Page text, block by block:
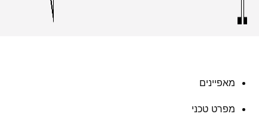
מאפיינים
מפרט טכני